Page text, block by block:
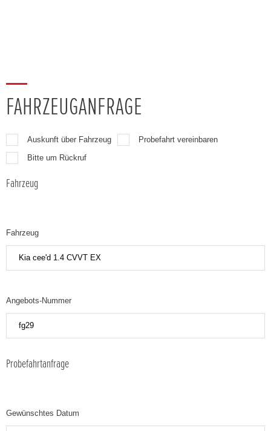
FAHRZEUGANFRAGE
Auskunft über Fahrzeug
Probefahrt vereinbaren
Bitte um Rückruf
Fahrzeug
Fahrzeug
Angebots-Nummer
Probefahrtanfrage
Gewünschtes Datum